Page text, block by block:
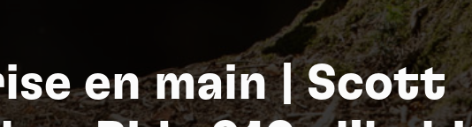
en main | Scott